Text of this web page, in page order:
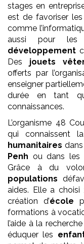
stages en
est de favoriser les
comme
aussi pour
développement
Des jouets
offerts par
enseigner
durée en tant
connaissances.
L’organisme 48
qui connaissent
humanitaires
Penh ou dans les
Grâce à du
populations
aides. Elle a choisi
création d’école
formations à
l’aide à la
éduquer les